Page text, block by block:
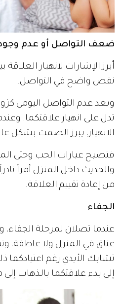
ضعف التواصل أو عدم
أبرز الإشارات لانهيار
نقص واضح في التواصل.
ويعد عدم التواصل اليومي
تدل على انهيار علاقتكما.
الانهيار، يبرز الصمت بشكل
فتصبح عبارات الحب وحتى
والحديث داخل المنزل أمراً
من إعادة تقييم العلاقة.
الجفاء
عندما تصلان لمرحلة
عناق في المنزل ولا عاطفة،
تشابك الأيدي رغم
إلى بدء علاقتكما بالذهاب إلى